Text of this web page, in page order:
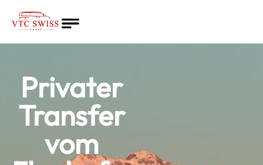
Startseite
Angebot
Über uns
Deutsch
Privater
Transfer
vom